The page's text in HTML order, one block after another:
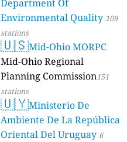
Department Of
Environmental Quality 109
stations
🇺🇸Mid-Ohio MORPC
Mid-Ohio Regional
Planning Commission151
stations
🇺🇾Ministerio De
Ambiente De La República
Oriental Del Uruguay 6